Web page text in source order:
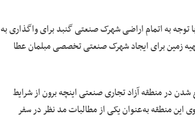
به اتمام اراضی شهرک صنعتی گنبد برای واگذاری به
زمین برای ایجاد شهرک صنعتی تخصصی مبلمان عطا
در منطقه آزاد تجاری صنعتی اینچه برون از شرایط
منطقه به‌عنوان یکی از مطالبات مد نظر در سفر